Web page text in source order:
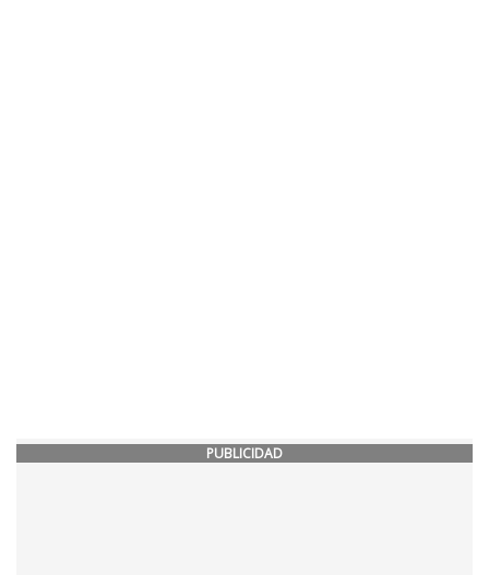
PUBLICIDAD